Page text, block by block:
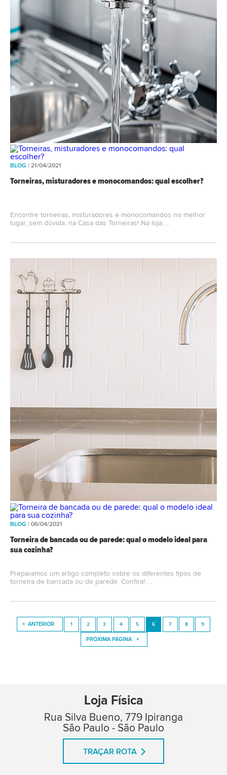
BLOG | 21/04/2021
Torneiras, misturadores e monocomandos: qual escolher?
Encontre torneiras, misturadores e monocomandos no melhor
lugar, sem dúvida, na Casa das Torneiras! Na loja,…
BLOG | 06/04/2021
Torneira de bancada ou de parede: qual o modelo ideal para
sua cozinha?
Preparamos um artigo completo sobre os diferentes tipos de
torneira de bancada ou de parede. Confira!…
Loja Física
Rua Silva Bueno, 779 Ipiranga
São Paulo - São Paulo
TRAÇAR ROTA